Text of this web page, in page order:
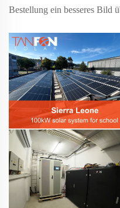
Bestellung ein besseres Bild